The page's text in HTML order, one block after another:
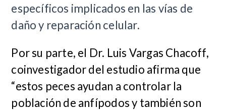
específicos implicados en las vías de
daño y reparación celular.
Por su parte, el Dr. Luis Vargas Chacoff,
coinvestigador del estudio afirma que
“estos peces ayudan a controlar la
población de anfípodos y también son